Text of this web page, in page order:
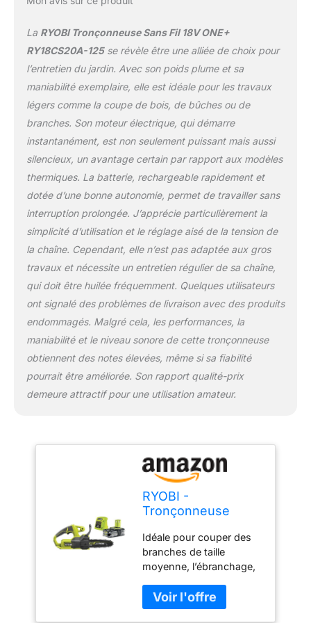
batterie 18V 2,5 Ah.
33 coupes de 10 cm de
diamètre.
La RYOBI Tronçonneuse Sans Fil 18V ONE+
RY18CS20A-125se révèle être une alliée de choix pour
l’entretien du jardin. Avec son poids plume et sa
maniabilité exemplaire, elle est idéale pour les travaux
légers comme la coupe de bois, de bûches ou de
branches. Son moteur électrique, qui démarre
instantanément, est non seulement puissant mais aussi
silencieux, un avantage certain par rapport aux modèles
thermiques. La batterie, rechargeable rapidement et
dotée d’une bonne autonomie, permet de travailler sans
interruption prolongée. J’apprécie particulièrement la
simplicité d’utilisation et le réglage aisé de la tension de
la chaîne. Cependant, elle n’est pas adaptée aux gros
travaux et nécessite un entretien régulier de sa chaîne,
qui doit être huilée fréquemment. Quelques utilisateurs
ont signalé des problèmes de livraison avec des produits
endommagés. Malgré cela, les performances, la
maniabilité et le niveau sonore de cette tronçonneuse
obtiennent des notes élevées, même si sa fiabilité
pourrait être améliorée. Son rapport qualité-prix
demeure attractif pour une utilisation amateur.
RYOBI -
Tronçonneuse
RY18CS20A-125 –
Guide 20 cm,
Batterie 2.5Ah +
Chargeur,
Lubrification Auto,
Démarrage
Idéale pour couper des
branches de taille
moyenne, l’ébranchage,
couper du bois de
chauffage (bûches